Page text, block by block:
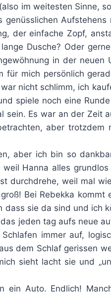
im weitesten Sinne,
der einfache Zopf,
Dusche? Oder
in der neuen
für mich persönlich
nicht schlimm, ich
spiele noch eine
sein. Es war an der Zeit
aber trotzdem
aber ich bin so
Hanna alles
durchdrehe, weil mal
Bei Rebekka kommt
sie da sind und ich
jeden tag aufs neue
immer auf,
dem Schlaf gerissen
sieht lacht sie und
ein Auto. Endlich!